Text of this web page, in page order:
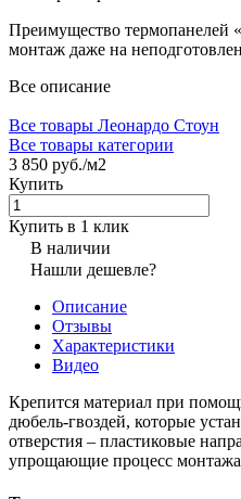
Преимущество термопанелей
монтаж даже на
Все описание
Все товары Леонардо Стоун
Все товары категории
3 850 руб./м2
Купить
Купить в 1 клик
В наличии
Нашли дешевле?
Описание
Отзывы
Характеристики
Видео
Крепится материал при
дюбель-гвоздей, которые
отверстия – пластиковые
упрощающие процесс